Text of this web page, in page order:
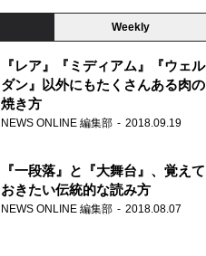
Weekly
『レア』『ミディアム』『ウェル
ダン』以外にもたくさんある肉の
焼き方
NEWS ONLINE 編集部 2018.09.19
『一段落』と『大舞台』、覚えて
おきたい伝統的な読み方
NEWS ONLINE 編集部 2018.08.07